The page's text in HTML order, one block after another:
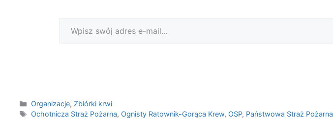
Kategorie
Organizacje, Zbiórki krwi
Tagi
Ochotnicza Straż Pożarna, Ognisty Ratownik-Gorąca Krew, OSP, Państwowa Straż Pożarna